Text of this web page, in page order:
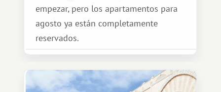
empezar, pero los apartamentos para
agosto ya están completamente
reservados.